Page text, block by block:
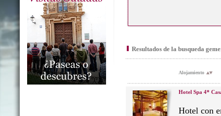
Resultados de la busqueda
Alojamiento
Hotel Spa 4*
Hotel con